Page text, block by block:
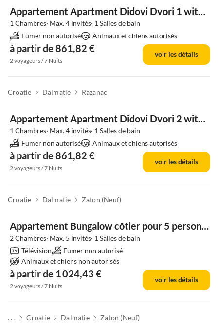
Appartement Apartment Didovi Dvori 1 with jacuzzi
1 Chambres· Max. 4 invités· 1 Salles de bain
Fumer non autorisé
Animaux et chiens autorisés
à partir de 861,82 €
2 voyageurs / 7 Nuits
voir les détails
Croatie Dalmatie Razanac
Appartement Apartment Didovi Dvori 2 with jacuzzi
1 Chambres· Max. 4 invités· 1 Salles de bain
Fumer non autorisé
Animaux et chiens autorisés
à partir de 861,82 €
2 voyageurs / 7 Nuits
voir les détails
Croatie Dalmatie Zaton (Neuf)
Appartement Bungalow côtier pour 5 personnes à Zaton
2 Chambres· Max. 5 invités· 1 Salles de bain
Télévision
Fumer non autorisé
Animaux et chiens non autorisés
à partir de 1 024,43 €
2 voyageurs / 7 Nuits
voir les détails
. . . Croatie Dalmatie Zaton (Neuf)